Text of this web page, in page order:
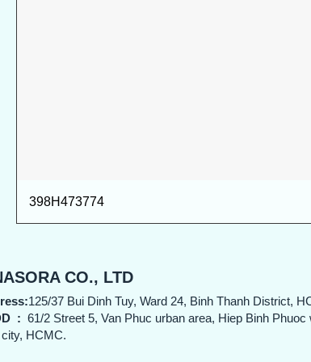
398H473774
CO., LTD
125/37 Bui Dinh Tuy, Ward 24, Binh Thanh District,
: 61/2 Street 5, Van Phuc urban area, Hiep Binh Phuoc
HCMC.